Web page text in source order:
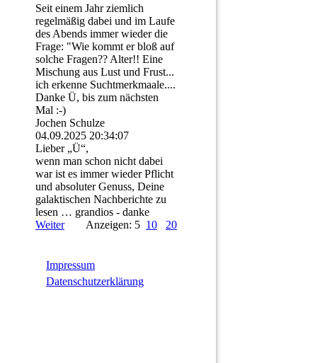
Seit einem Jahr ziemlich
regelmäßig dabei und im Laufe
des Abends immer wieder die
Frage: "Wie kommt er bloß auf
solche Fragen?? Alter!! Eine
Mischung aus Lust und Frust...
ich erkenne Suchtmerkmaale....
Danke Ü, bis zum nächsten
Mal :-)
Jochen Schulze
04.09.2025 20:34:07
Lieber „Ü“,
wenn man schon nicht dabei
war ist es immer wieder Pflicht
und absoluter Genuss, Deine
galaktischen Nachberichte zu
lesen … grandios - danke
Weiter
Anzeigen: 5 10 20
Impressum
Datenschutzerklärung